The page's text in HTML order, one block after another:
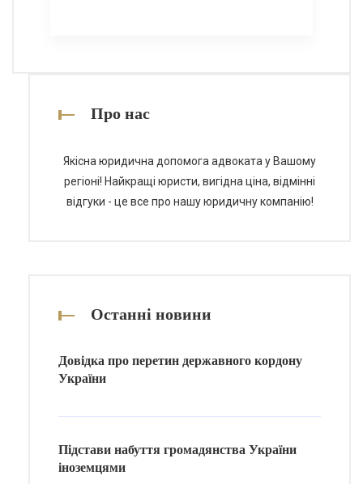
найпоширеніші запитання з цієї
теми. Етапи отримання технічного
Про нас
Якісна юридична допомога адвоката у Вашому
регіоні! Найкращі юристи, вигідна ціна, відмінні
відгуки - це все про нашу юридичну компанію!
Останні новини
Довідка про перетин державного кордону
України
Підстави набуття громадянства України
іноземцями